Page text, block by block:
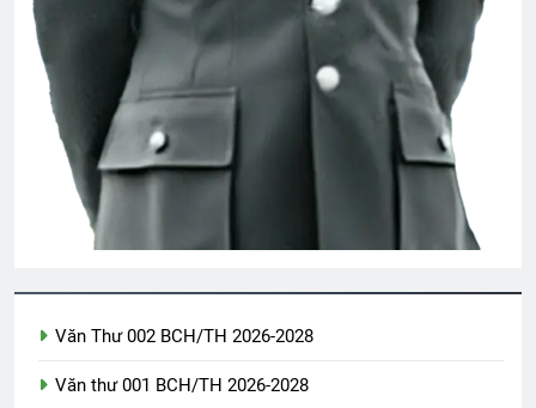
ÁNH SÁNG HIỆN CÓ TRONG MÙA
XUÂN (Emily Dickinson)
3 Years Ago
Quân Kỳ – Quân Phục
2 Years Ago
Nụ Tầm Xuân
2 Years Ago
2 Years Ago
Phân Ưu CSVSQ Nguyễn Lạn K20
Văn Thư 002 BCH/TH 2026-2028
Văn thư 001 BCH/TH 2026-2028